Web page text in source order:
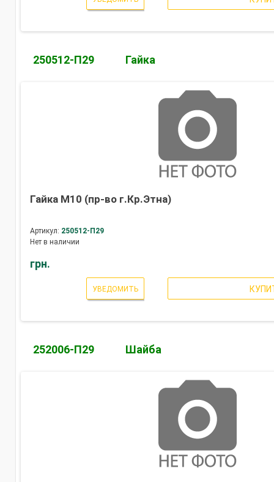
250512-П29 Гайка
Гайка М10 (пр-во г.Кр.Этна)
Артикул: 250512-П29
Нет в наличии
грн.
УВЕДОМИТЬ
252006-П29 Шайба